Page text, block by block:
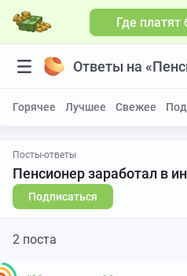
Где платят
Горячее Лучшее Свежее
Посты-ответы
Подписаться
2 поста